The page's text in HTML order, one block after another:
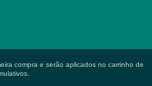
compra e serão aplicados no carrinho de